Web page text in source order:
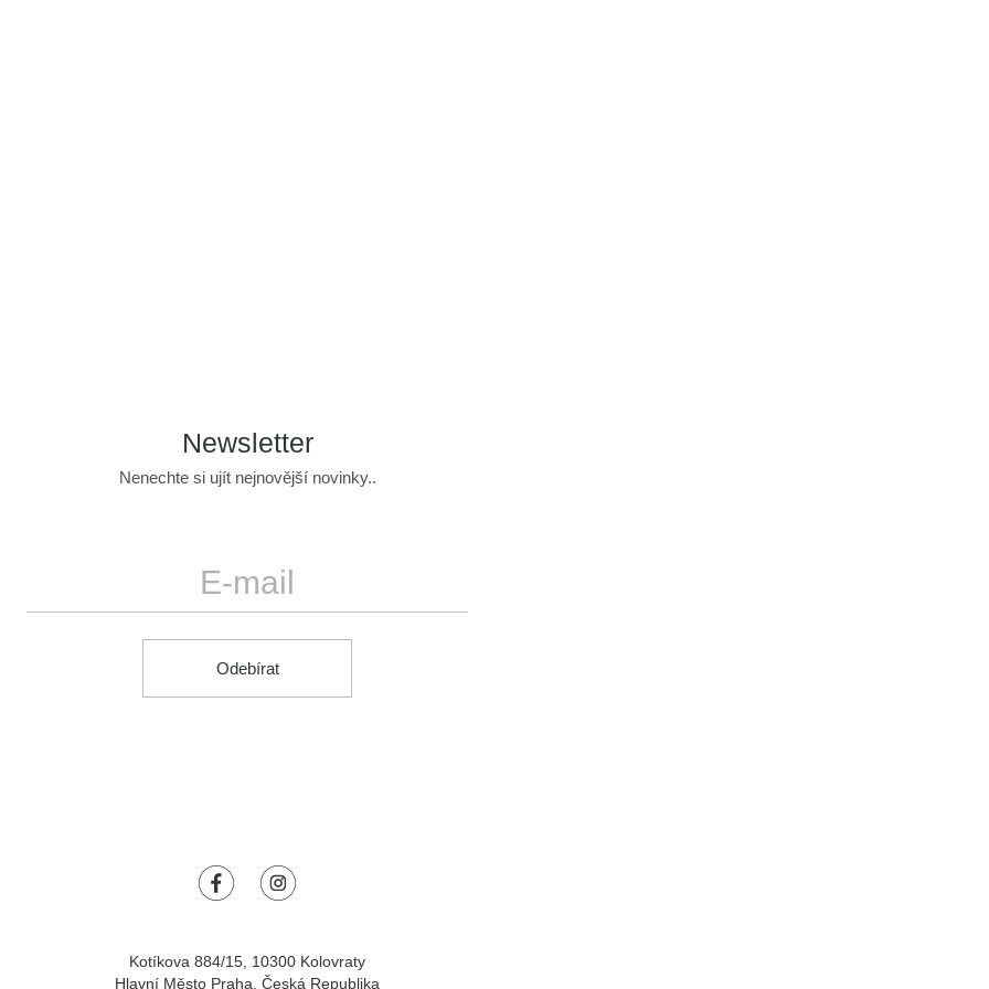
Newsletter
Nenechte si ujít nejnovější novinky..
E-mail
Odebírat
Kotíkova 884/15, 10300 Kolovraty
Hlavní Město Praha, Česká Republika